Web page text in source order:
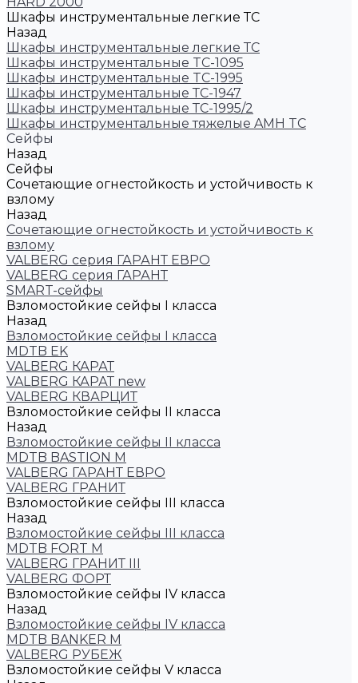
Шкафы инструментальные легкие ТС
Назад
Шкафы инструментальные легкие ТС
Шкафы инструментальные TC-1095
Шкафы инструментальные TC-1995
Шкафы инструментальные ТС-1947
Шкафы инструментальные ТС-1995/2
Шкафы инструментальные тяжелые AMH TC
Сейфы
Назад
Сейфы
Cочетающие огнестойкость и устойчивость к
взлому
Назад
Cочетающие огнестойкость и устойчивость к
взлому
VALBERG серия ГАРАНТ ЕВРО
VALBERG серия ГАРАНТ
SMART-сейфы
Взломостойкие сейфы I класса
Назад
Взломостойкие сейфы I класса
MDTB EK
VALBERG КАРАТ
VALBERG КАРАТ new
VALBERG КВАРЦИТ
Взломостойкие сейфы II класса
Назад
Взломостойкие сейфы II класса
MDTB BASTION M
VALBERG ГАРАНТ ЕВРО
VALBERG ГРАНИТ
Взломостойкие сейфы III класса
Назад
Взломостойкие сейфы III класса
MDTB FORT M
VALBERG ГРАНИТ III
VALBERG ФОРТ
Взломостойкие сейфы IV класса
Назад
Взломостойкие сейфы IV класса
MDTB BANKER M
VALBERG РУБЕЖ
Взломостойкие сейфы V класса